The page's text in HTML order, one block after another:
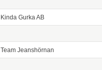
Kinda Gurka AB
Team Jeanshörnan